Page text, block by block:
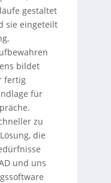
gestaltet
sie eingeteilt
bildet
fertig
für
zu
die
und uns